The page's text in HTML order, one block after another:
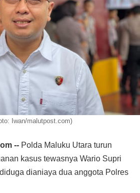
Iwan/malutpost.com)
-- Polda Maluku Utara turun
kasus tewasnya Wario Supri
dianiaya dua anggota Polres